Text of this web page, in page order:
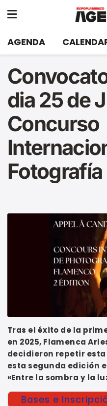
AGENDA
dia 25 de
Concurso
Tras el éxito de la
en 2025, Flamenca
decidieron repetir
esta segunda edición
«Entre la sombra y la
Bases e